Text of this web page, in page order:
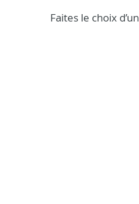
Faites le choix d’un